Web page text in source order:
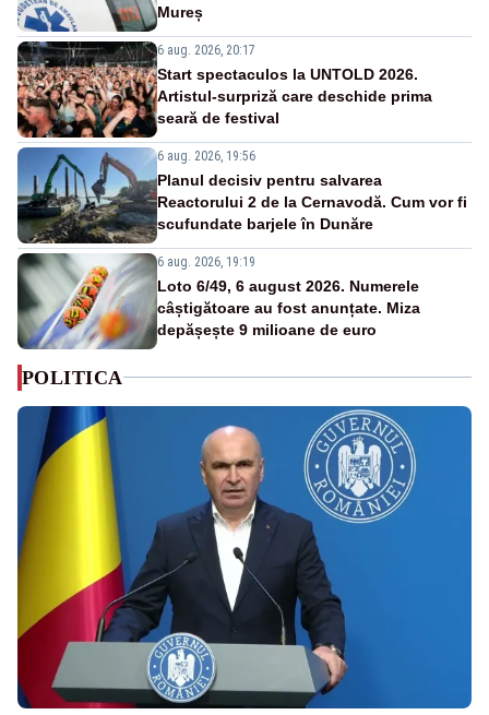
Mureș
6 aug. 2026, 20:17
Start spectaculos la UNTOLD 2026.
Artistul-surpriză care deschide prima
seară de festival
6 aug. 2026, 19:56
Planul decisiv pentru salvarea
Reactorului 2 de la Cernavodă. Cum vor fi
scufundate barjele în Dunăre
6 aug. 2026, 19:19
Loto 6/49, 6 august 2026. Numerele
câștigătoare au fost anunțate. Miza
depășește 9 milioane de euro
POLITICA